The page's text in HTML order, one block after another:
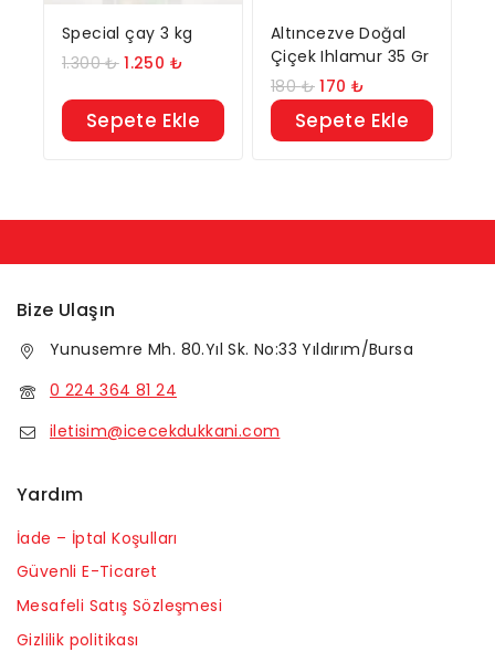
Special çay 3 kg
1.300₺ 1.250 ₺
Sepete Ekle
Altıncezve Doğal
Çiçek Ihlamur 35 Gr
180₺ 170₺
Sepete Ekle
Bize Ulaşın
Yunusemre Mh. 80.Yıl Sk. No:33 Yıldırım/Bursa
0 224 364 81 24
iletisim@icecekdukkani.com
Yardım
İade – İptal Koşulları
Güvenli E-Ticaret
Mesafeli Satış Sözleşmesi
Gizlilik politikası